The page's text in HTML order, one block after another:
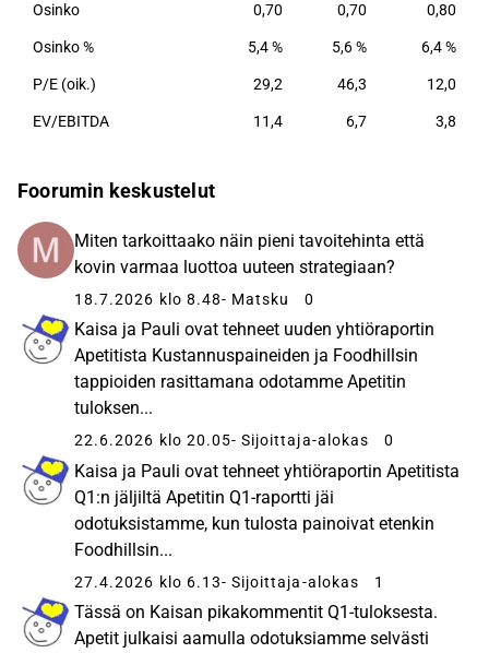
Osinko 0,70 0,70 0,80
Osinko % 5,4 % 5,6 % 6,4 %
P/E (oik.) 29,2 46,3 12,0
EV/EBITDA 11,4 6,7 3,8
Foorumin keskustelut
Miten tarkoittaako näin pieni tavoitehinta että
kovin varmaa luottoa uuteen strategiaan?
18.7.2026 klo 8.48- Matsku 0
Kaisa ja Pauli ovat tehneet uuden yhtiöraportin
Apetitista Kustannuspaineiden ja Foodhillsin
tappioiden rasittamana odotamme Apetitin
tuloksen...
22.6.2026 klo 20.05- Sijoittaja-alokas 0
Kaisa ja Pauli ovat tehneet yhtiöraportin Apetitista
Q1:n jäljiltä Apetitin Q1-raportti jäi
odotuksistamme, kun tulosta painoivat etenkin
Foodhillsin...
27.4.2026 klo 6.13- Sijoittaja-alokas 1
Tässä on Kaisan pikakommentit Q1-tuloksesta.
Apetit julkaisi aamulla odotuksiamme selvästi